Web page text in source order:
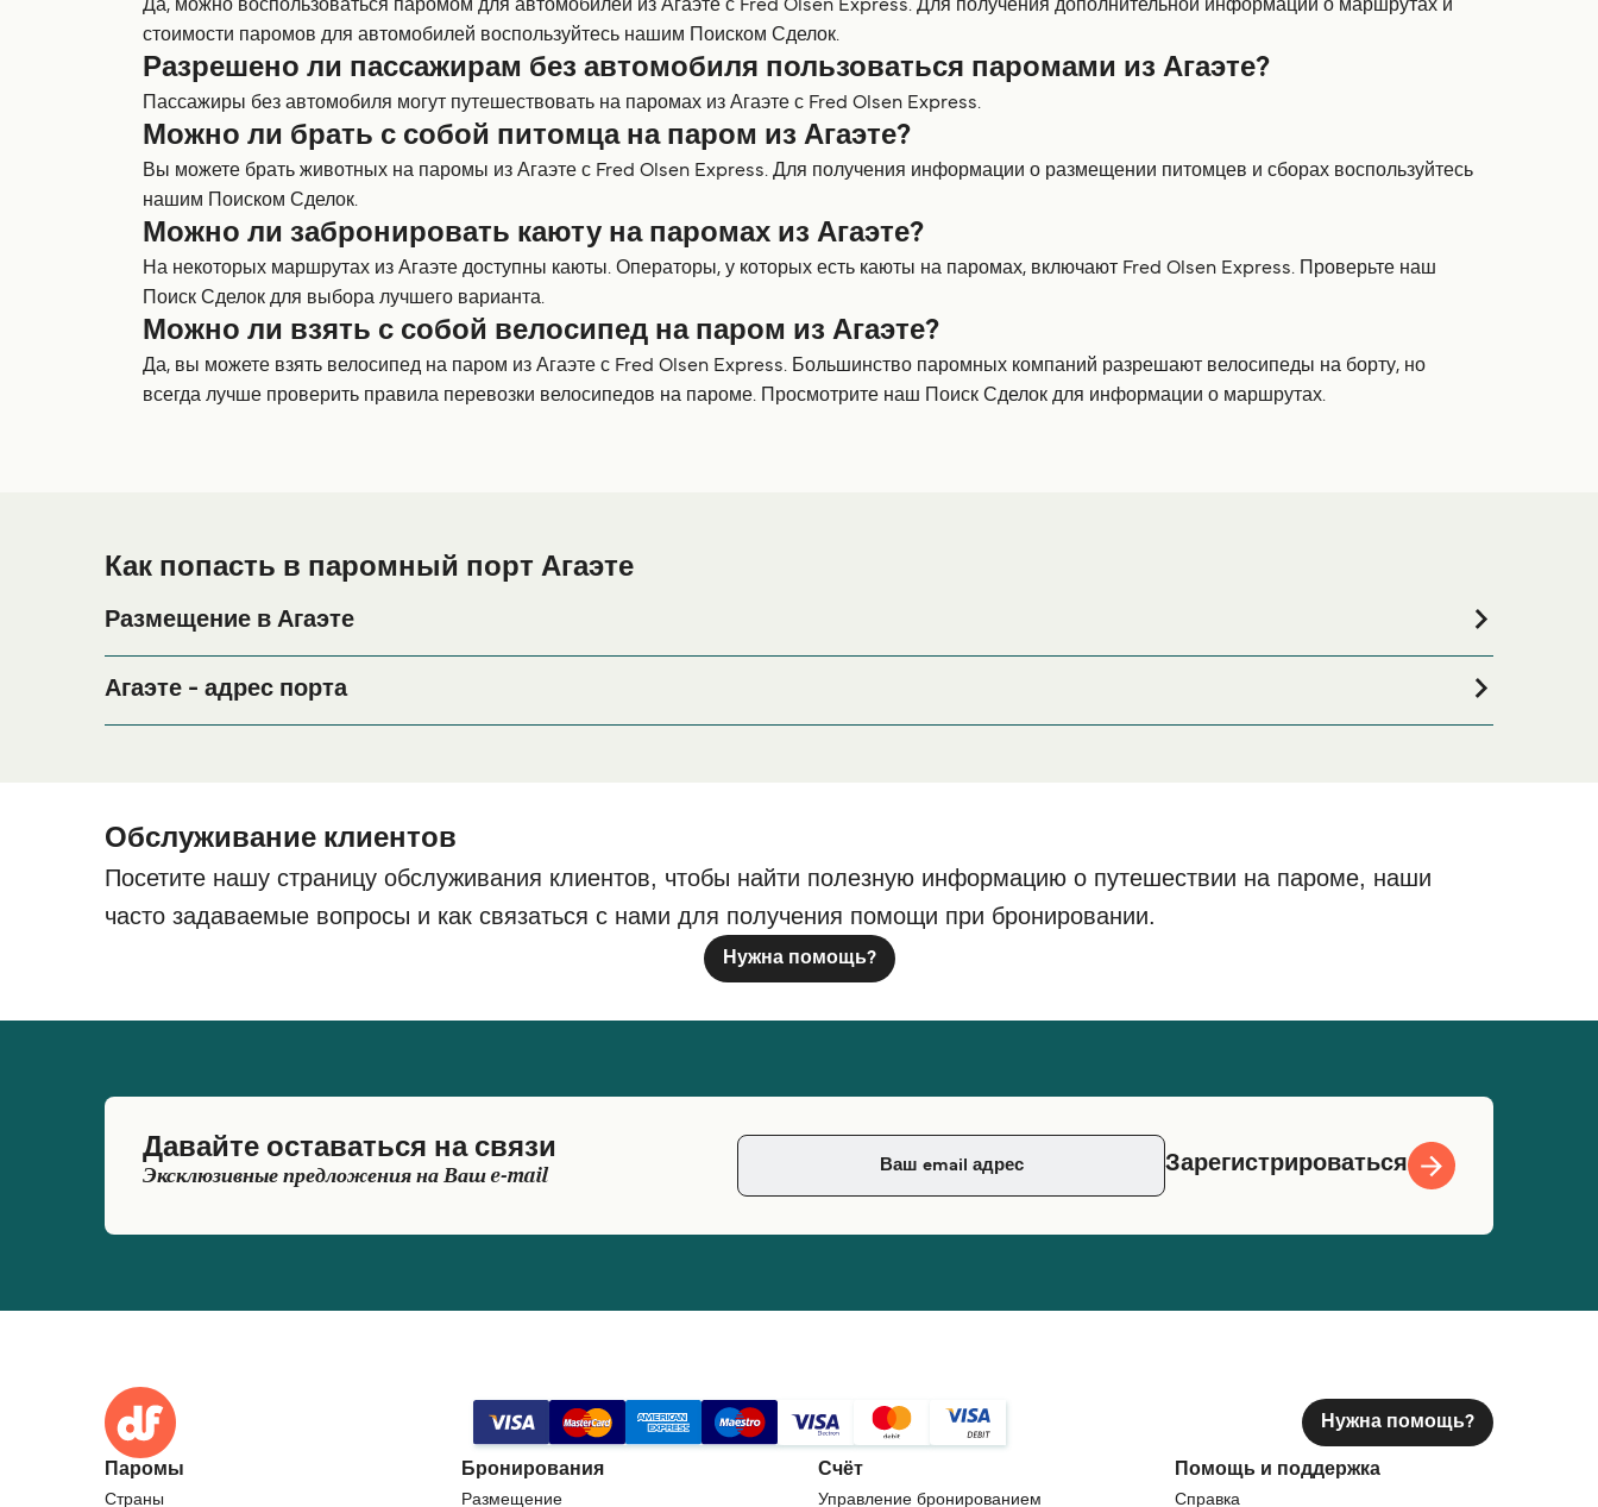
Да, можно воспользоваться паромом для автомобилей из Агаэте с Fred Olsen Express. Для получения дополнительной информации о маршрутах и
стоимости паромов для автомобилей воспользуйтесь нашим Поиском Сделок.
Разрешено ли пассажирам без автомобиля пользоваться паромами из Агаэте?
Пассажиры без автомобиля могут путешествовать на паромах из Агаэте с Fred Olsen Express.
Можно ли брать с собой питомца на паром из Агаэте?
Вы можете брать животных на паромы из Агаэте с Fred Olsen Express. Для получения информации о размещении питомцев и сборах воспользуйтесь
нашим Поиском Сделок.
Можно ли забронировать каюту на паромах из Агаэте?
На некоторых маршрутах из Агаэте доступны каюты. Операторы, у которых есть каюты на паромах, включают Fred Olsen Express. Проверьте наш
Поиск Сделок для выбора лучшего варианта.
Можно ли взять с собой велосипед на паром из Агаэте?
Да, вы можете взять велосипед на паром из Агаэте с Fred Olsen Express. Большинство паромных компаний разрешают велосипеды на борту, но
всегда лучше проверить правила перевозки велосипедов на пароме. Просмотрите наш Поиск Сделок для информации о маршрутах.
Как попасть в паромный порт Агаэте
Размещение в Агаэте
период поездки, пожалуйста, зайдите на нашу страницу
Агаэте - адрес порта
Обслуживание клиентов
Посетите нашу страницу обслуживания клиентов, чтобы найти полезную информацию о путешествии на пароме, наши
часто задаваемые вопросы и как связаться с нами для получения помощи при бронировании.
Нужна помощь?
Давайте оставаться на связи
Эксклюзивные предложения на Ваш e-mail Зарегистрироваться
Нужна помощь?
Паромы
Страны
Бронирования
Размещение
Счёт
Управление бронированием
Помощь и поддержка
Справка